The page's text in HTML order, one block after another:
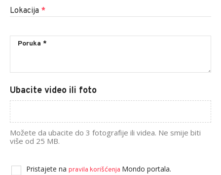
Lokacija *
Ubacite video ili foto
Možete da ubacite do 3 fotografije ili videa. Ne smije biti
više od 25 MB.
Pristajete na pravila korišćenja Mondo portala.